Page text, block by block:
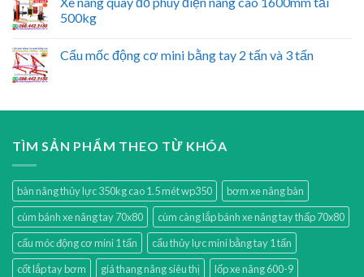
500kg
Cẩu mốc động cơ mini bằng tay 2 tấn và 3 tấn
TÌM SẢN PHẨM THEO TỪ KHÓA
bàn nâng thủy lực 350kg cao 1.5 mét wp350
bơm xe nâng bàn
cùm bánh xe nâng tay 70x80
cùm càng lắp bánh xe nâng tay thấp 70x80
cẩu móc động cơ mini 1 tấn
cẩu thủy lực mini bằng tay 1 tấn
cốt lắp tay bơm
giá thang nâng siêu thị
lốp xe nâng 600-9